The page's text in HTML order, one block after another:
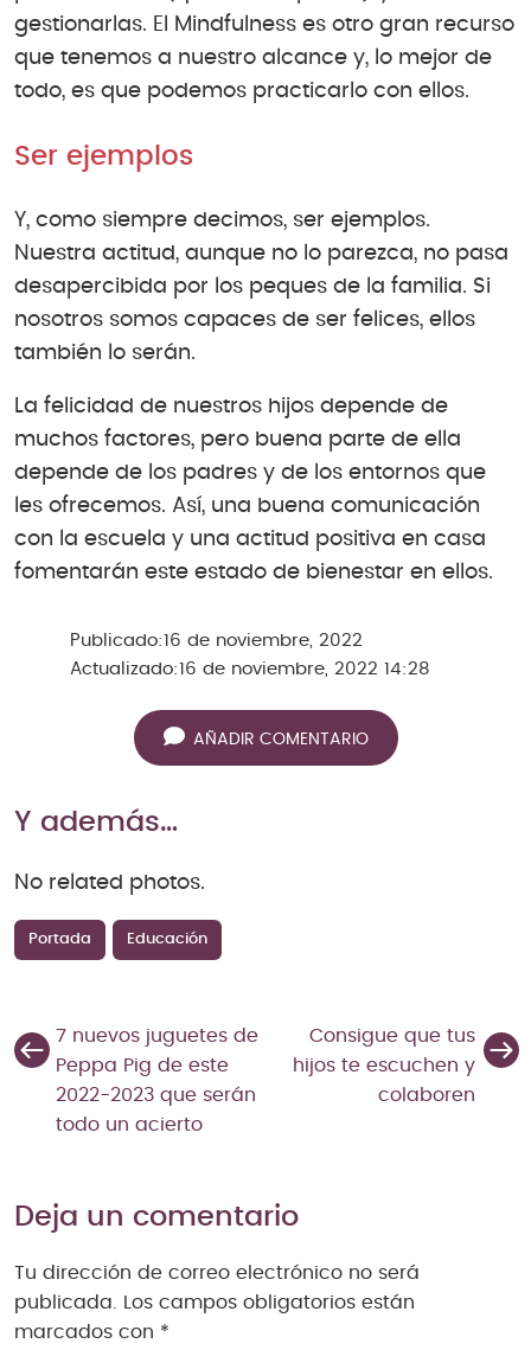
gestionarlas. El Mindfulness es otro gran recurso
que tenemos a nuestro alcance y, lo mejor de
todo, es que podemos practicarlo con ellos.
Ser ejemplos
Y, como siempre decimos, ser ejemplos.
Nuestra actitud, aunque no lo parezca, no pasa
desapercibida por los peques de la familia. Si
nosotros somos capaces de ser felices, ellos
también lo serán.
La felicidad de nuestros hijos depende de
muchos factores, pero buena parte de ella
depende de los padres y de los entornos que
les ofrecemos. Así, una buena comunicación
con la escuela y una actitud positiva en casa
fomentarán este estado de bienestar en ellos.
Publicado:16 de noviembre, 2022
Actualizado:16 de noviembre, 2022 14:28
AÑADIR COMENTARIO
Y además…
No related photos.
Portada Educación
7 nuevos juguetes de
Peppa Pig de este
2022-2023 que serán
todo un acierto
Consigue que tus
hijos te escuchen y
colaboren
Deja un comentario
Tu dirección de correo electrónico no será
publicada. Los campos obligatorios están
marcados con *